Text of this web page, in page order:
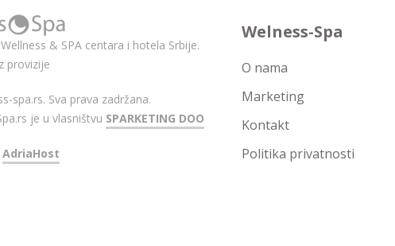
& SPA centara i hotela Srbije.
provizije
spa.rs. Sva prava zadržana.
je u vlasništvu SPARKETING DOO
AdriaHost
Welness-Spa
O nama
Marketing
Kontakt
Politika privatnosti